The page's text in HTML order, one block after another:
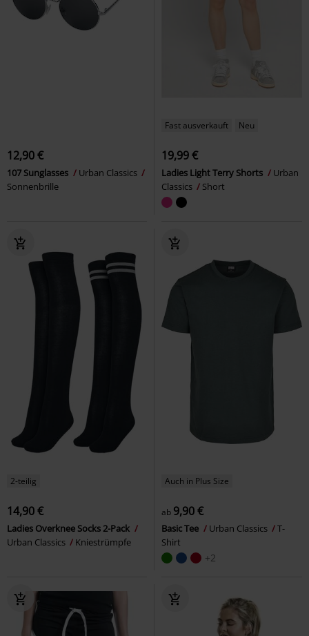
12,90 €
107 Sunglasses
Urban Classics
Sonnenbrille
Fast ausverkauft Neu
19,99 €
Ladies Light Terry Shorts
Urban
Classics
Short
2-teilig
14,90 €
Ladies Overknee Socks 2-Pack
Urban Classics
Kniestrümpfe
Auch in Plus Size
ab 9,90 €
Basic Tee Urban Classics
T-
Shirt
+2